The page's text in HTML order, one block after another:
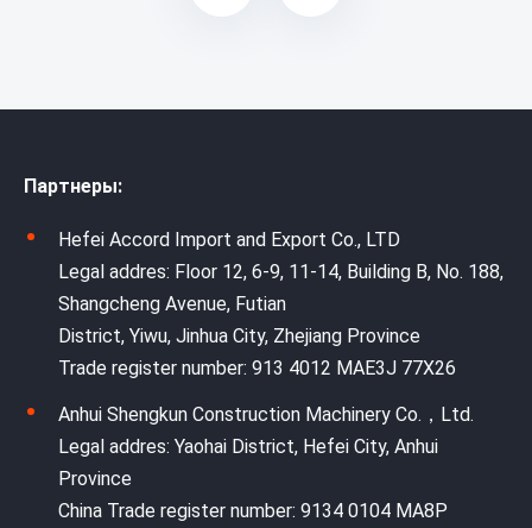
Партнеры:
Hefei Accord Import and Export Co., LTD
Legal addres: Floor 12, 6-9, 11-14, Building B, No. 188,
Shangcheng Avenue, Futian
District, Yiwu, Jinhua City, Zhejiang Province
Trade register number: 913 4012 MAE3J 77X26
Anhui Shengkun Construction Machinery Co.，Ltd.
Legal addres: Yaohai District, Hefei City, Anhui
Province
China Trade register number: 9134 0104 MA8P